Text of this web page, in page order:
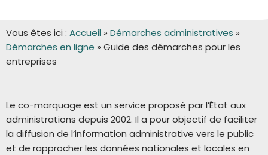
Vous êtes ici : Accueil » Démarches administratives »
Démarches en ligne » Guide des démarches pour les
entreprises
Le co-marquage est un service proposé par l’État aux
administrations depuis 2002. Il a pour objectif de faciliter
la diffusion de l’information administrative vers le public
et de rapprocher les données nationales et locales en